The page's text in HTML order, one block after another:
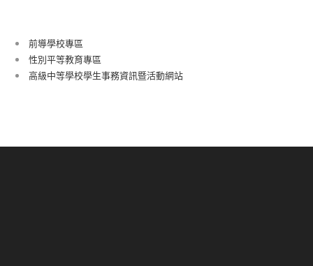
前導學校專區
性別平等教育專區
高級中等學校學生事務資訊暨活動網站